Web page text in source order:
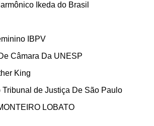
Ikeda do Brasil
IBPV
Câmara Da UNESP
King
Tribunal de Justiça De São Paulo
LOBATO